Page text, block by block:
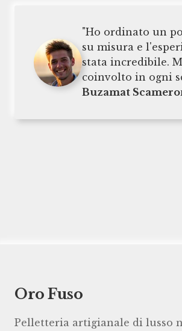
"Ho ordinato un
su misura e
stata incredibile.
coinvolto in ogni
Buzamat
Oro Fuso
Pelletteria artigianale di lusso